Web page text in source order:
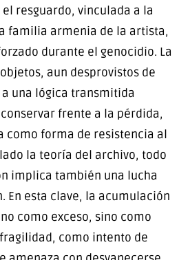
resguardo, vinculada a la
familia armenia de la artista,
durante el genocidio. La
aun desprovistos de
una lógica transmitida
frente a la pérdida,
como forma de resistencia al
la teoría del archivo, todo
implica también una lucha
En esta clave, la acumulación
como exceso, sino como
como intento de